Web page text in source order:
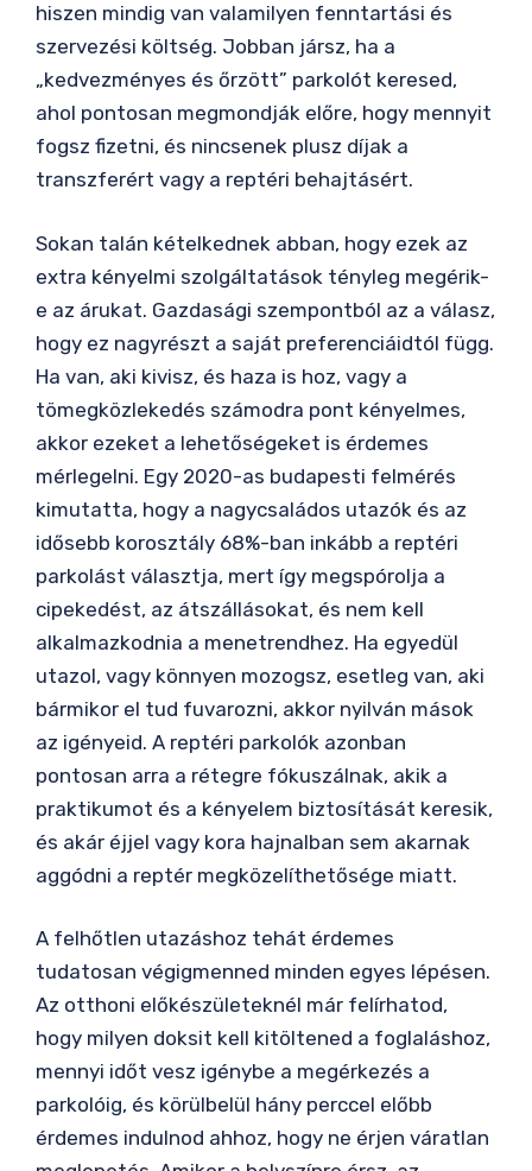
hiszen mindig van valamilyen fenntartási és
szervezési költség. Jobban jársz, ha a
„kedvezményes és őrzött” parkolót keresed,
ahol pontosan megmondják előre, hogy mennyit
fogsz fizetni, és nincsenek plusz díjak a
transzferért vagy a reptéri behajtásért.
Sokan talán kételkednek abban, hogy ezek az
extra kényelmi szolgáltatások tényleg megérik-
e az árukat. Gazdasági szempontból az a válasz,
hogy ez nagyrészt a saját preferenciáidtól függ.
Ha van, aki kivisz, és haza is hoz, vagy a
tömegközlekedés számodra pont kényelmes,
akkor ezeket a lehetőségeket is érdemes
mérlegelni. Egy 2020-as budapesti felmérés
kimutatta, hogy a nagycsaládos utazók és az
idősebb korosztály 68%-ban inkább a reptéri
parkolást választja, mert így megspórolja a
cipekedést, az átszállásokat, és nem kell
alkalmazkodnia a menetrendhez. Ha egyedül
utazol, vagy könnyen mozogsz, esetleg van, aki
bármikor el tud fuvarozni, akkor nyilván mások
az igényeid. A reptéri parkolók azonban
pontosan arra a rétegre fókuszálnak, akik a
praktikumot és a kényelem biztosítását keresik,
és akár éjjel vagy kora hajnalban sem akarnak
aggódni a reptér megközelíthetősége miatt.
A felhőtlen utazáshoz tehát érdemes
tudatosan végigmenned minden egyes lépésen.
Az otthoni előkészületeknél már felírhatod,
hogy milyen doksit kell kitöltened a foglaláshoz,
mennyi időt vesz igénybe a megérkezés a
parkolóig, és körülbelül hány perccel előbb
érdemes indulnod ahhoz, hogy ne érjen váratlan